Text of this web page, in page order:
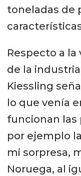
toneladas de
Respecto a
de la
Kiessling
lo que venía
funcionan las
por ejemplo
mi sorpresa,
Noruega, al